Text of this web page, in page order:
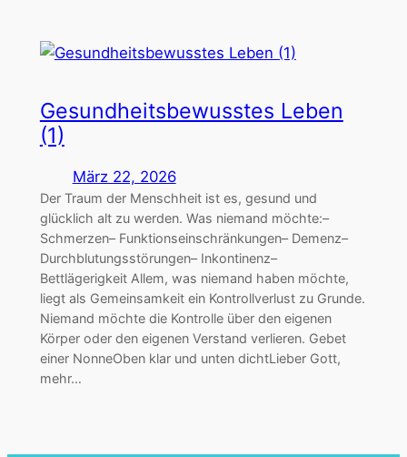
Gesundheitsbewusstes Leben
(1)
März 22, 2026
Der Traum der Menschheit ist es, gesund und
glücklich alt zu werden. Was niemand möchte:–
Schmerzen– Funktionseinschränkungen– Demenz–
Durchblutungsstörungen– Inkontinenz–
Bettlägerigkeit Allem, was niemand haben möchte,
liegt als Gemeinsamkeit ein Kontrollverlust zu Grunde.
Niemand möchte die Kontrolle über den eigenen
Körper oder den eigenen Verstand verlieren. Gebet
einer NonneOben klar und unten dichtLieber Gott,
mehr…